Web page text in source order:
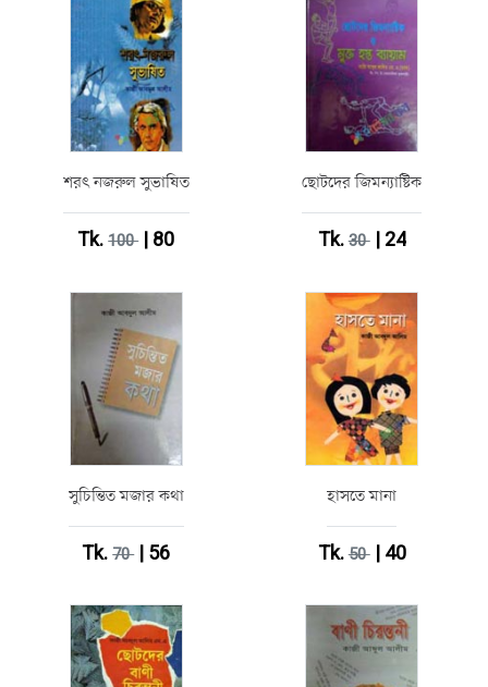
শরৎ নজরুল সুভাষিত
Tk.100| 80
ছোটদের জিমন্যাষ্টিক
Tk.30| 24
সুচিন্তিত মজার কথা
Tk.70| 56
হাসতে মানা
Tk.50| 40